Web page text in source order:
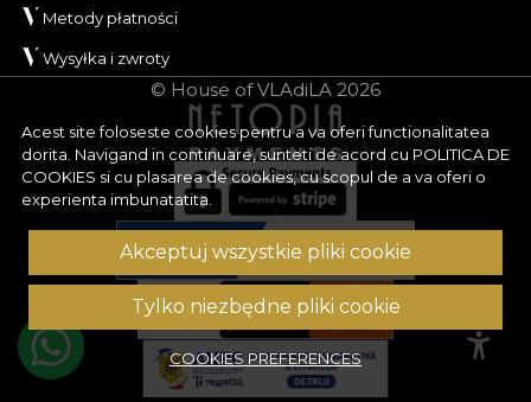
Acest site foloseste cookies pentru a va oferi functionalitatea
dorita. Navigand in continuare, sunteti de acord cu POLITICA DE
COOKIES si cu plasarea de cookies, cu scopul de a va oferi o
experienta imbunatatita.
Akceptuj wszystkie pliki cookie
Tylko niezbędne pliki cookie
COOKIES PREFERENCES
Metody płatności
Wysyłka i zwroty
© House of VLAdiLA 2026